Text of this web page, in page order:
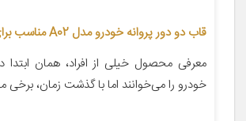
قاب دو دور پروانه خودرو مدل A02 مناسب برای پراید
معرفی محصول خیلی از افراد‌‌، همان ابتدا
خودرو را می‌خوانند اما با گذشت زمان، برخی